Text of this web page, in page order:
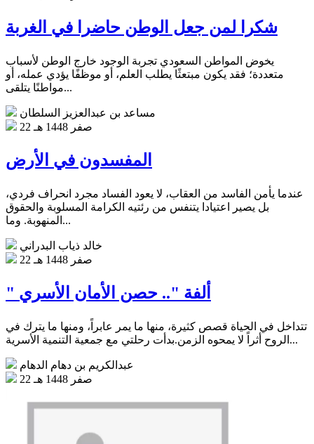
شكرا لمن جعل الوطن حاضرا في الغربة
يخوض المواطن السعودي تجربة الوجود خارج الوطن لأسباب
متعددة؛ فقد يكون مبتعثًا يطلب العلم، أو موظفًا يؤدي عمله، أو
مواطنًا يتلقى...
مساعد بن عبدالعزيز السلطان
22 صفر 1448 هـ
المفسدون في الأرض
عندما يأمن الفاسد من العقاب، لا يعود الفساد مجرد انحراف فردي،
بل يصير اعتيادا يتنفس من رئتيه الكرامة المسلوبة والحقوق
المنهوبة. وما...
خالد ذياب البدراني
22 صفر 1448 هـ
" ألفة ".. حصن الأمان الأسري
تتداخل في الحياة قصص كثيرة، منها ما يمر عابراً، ومنها ما يترك في
الروح أثراً لا يمحوه الزمن.بدأت رحلتي مع جمعية التنمية الأسرية...
عبدالكريم بن دهام الدهام
22 صفر 1448 هـ